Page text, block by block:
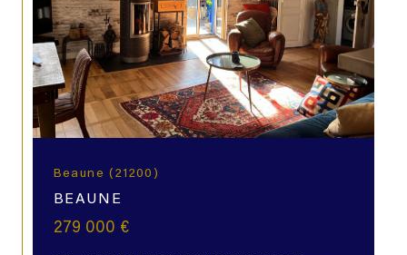
Beaune (21200)
BEAUNE
279 000 €